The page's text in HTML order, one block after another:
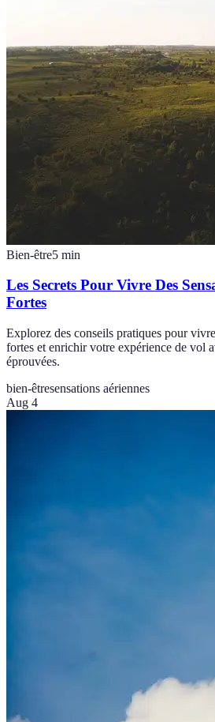
Bien-être5 min
Les Secrets Pour Vivre Des
Fortes
Explorez des conseils pratiques pour
fortes et enrichir votre expérience de vol
éprouvées.
bien-êtresensations aériennes
Aug 4